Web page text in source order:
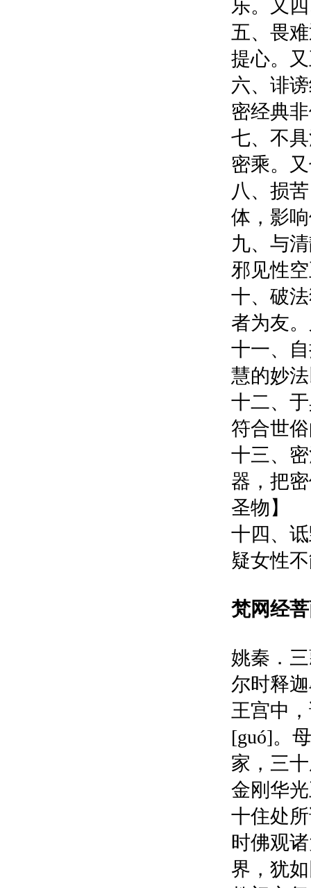
乐。又
五、畏
提心。
六、诽
密经典
七、不
密乘。
八、损
体，影
九、与
邪见性
十、破
者为友
十一、
慧的妙
十二、
符合世
十三、
器，把
圣物】
十四、
疑女性
梵网经
姚秦．
尔时释
王宫中
[guó]。
家，三
金刚华
十住处
时佛观
界，犹